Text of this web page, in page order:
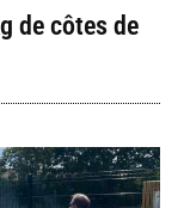
de côtes de